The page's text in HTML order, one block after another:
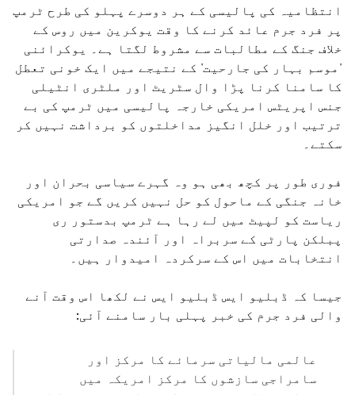
انتظامیہ کی پالیسی کے ہر دوسرے پہلو کی طرح ٹرمپ
پر فرد جرم عائد کرنے کا وقت یوکرین میں روس کے
خلاف جنگ کے مطالبات سے مشروط لگتا ہے۔ یوکرائنی
'موسم بہار کی جارحیت' کے نتیجے میں ایک خونی تعطل
کا سامنا کرنا پڑا وال سٹریٹ اور ملٹری انٹیلی
جنس اپریٹس امریکی خارجہ پالیسی میں ٹرمپ کی بے
ترتیب اور خلل انگیز مداخلتوں کو برداشت نہیں کر
سکتے۔
فوری طور پر کچھ بھی ہو وہ گہرے سیاسی بحران اور
خانہ جنگی کے ماحول کو حل نہیں کریں گے جو امریکی
ریاست کو لپیٹ میں لے رہا ہے ٹرمپ بدستور ری
پبلکن پارٹی کے سربراہ اور آئندہ صدارتی
انتخابات میں اس کے سرکردہ امیدوار ہیں۔
جیسا کہ ڈبلیو ایس ڈبلیو ایس نے لکھا اس وقت آنے
والی فرد جرم کی خبر پہلی بار سامنے آئی:
عالمی مالیاتی سرمائے کا مرکز اور
سامراجی سازشوں کا مرکز امریکہ میں